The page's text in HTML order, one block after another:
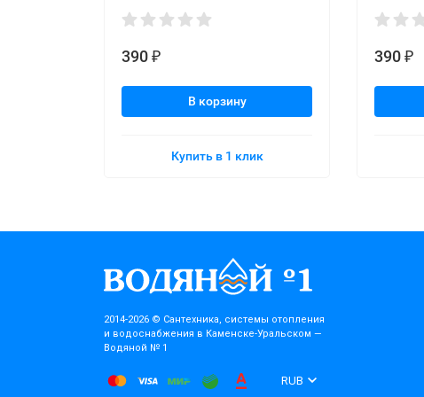
390 ₽
В корзину
Купить в 1 клик
390 ₽
2014-2026 © Cантехника, системы отопления
и водоснабжения в Каменске-Уральском —
Водяной № 1
RUB